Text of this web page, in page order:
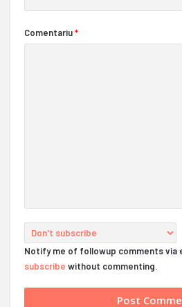
Comentariu*
Notify me of followup comments via
subscribe without commenting.